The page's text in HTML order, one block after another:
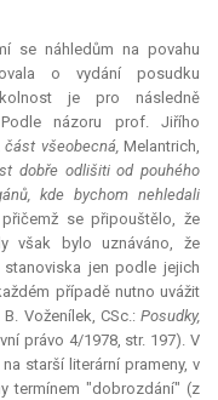
se náhledům na povahu
o vydání posudku
je pro následně
názoru prof. Jiřího
část všeobecná,Melantrich,
dobře odlišiti od pouhého
kde bychom nehledali
se připouštělo, že
však bylo uznáváno, že
jen podle jejich
případě nutno uvážit
B. Voženílek, CSc.:Posudky,
právo 4/1978, str. 197). V
starší literární prameny, v
termínem "dobrozdání" (z